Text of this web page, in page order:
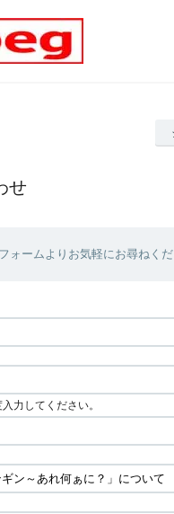
せ
ームよりお気軽にお尋ねくだ
力してください。